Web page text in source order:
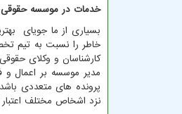
خدمات در موسسه حقوقی
بسیاری از ما جویای
خاطر را نسبت به تیم
کارشناسان و وکلای
مدیر موسسه بر اعمال
پرونده های متعددی
نزد اشخاص مختلف